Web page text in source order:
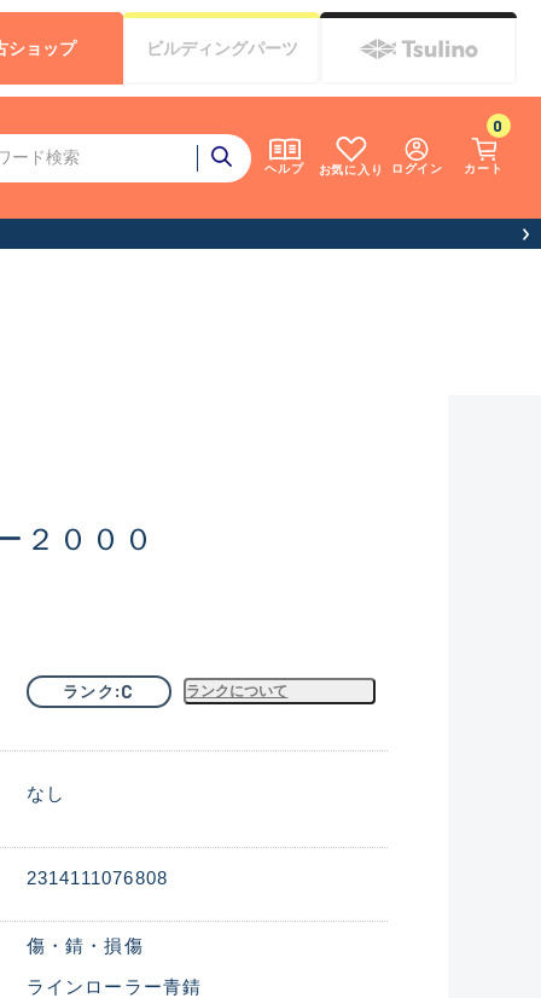
ヘルプ お気に入り ログイン カート
0
ショップ ビルディングパーツ
業について）
２０００
ランク C ランクについて
なし
2314111076808
傷・錆・損傷
ラインローラー青錆